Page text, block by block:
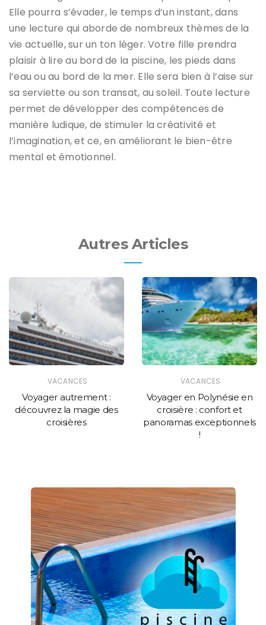
Elle pourra s’évader, le temps d’un instant, dans
une lecture qui aborde de nombreux thèmes de la
vie actuelle, sur un ton léger. Votre fille prendra
plaisir à lire au bord de la piscine, les pieds dans
l’eau ou au bord de la mer. Elle sera bien à l’aise sur
sa serviette ou son transat, au soleil. Toute lecture
permet de développer des compétences de
manière ludique, de stimuler la créativité et
l’imagination, et ce, en améliorant le bien-être
mental et émotionnel.
Autres Articles
VACANCES
Voyager autrement :
découvrez la magie des
croisières
VACANCES
Voyager en Polynésie en
croisière : confort et
panoramas exceptionnels
!